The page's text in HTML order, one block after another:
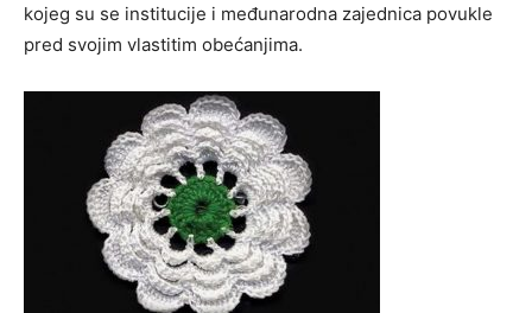
kojeg su se institucije i međunarodna zajednica povukle
pred svojim vlastitim obećanjima.